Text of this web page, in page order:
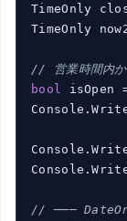
TimeOnly
TimeOnly
// 営業時間内か
bool
isOpen
// ───